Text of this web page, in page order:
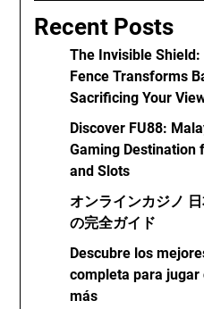
Recent Posts
The Invisible
Fence Transforms
Sacrificing Your
Discover FU88:
Gaming Destination
and Slots
オンラインカジノ
の完全ガイド
Descubre los
completa para
más